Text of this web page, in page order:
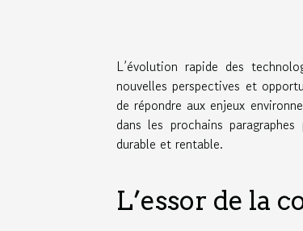
L’évolution rapide des
nouvelles perspectives et
de répondre aux enjeux
dans les prochains
durable et rentable.
L’essor de la